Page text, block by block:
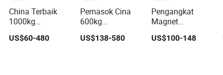
China Terbaik
1000kg
Pengangkat
Magnet Magnet
US$60-480
Pemasok Cina
600kg
Pengangkat
Magnet
US$138-580
Pengangkat
Magnet
Permanen
Neodymium
US$100-148